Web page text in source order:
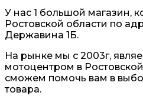
У нас 1 большой магазин,
Ростовской области по
Державина 1Б.
На рынке мы с 2003г,
мотоцентром в
сможем помочь вам в
товара.